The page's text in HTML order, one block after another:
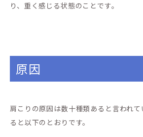
り、重く感じる状態のことです。
原因
肩こりの原因は数十種類あると言われ
ると以下のとおりです。